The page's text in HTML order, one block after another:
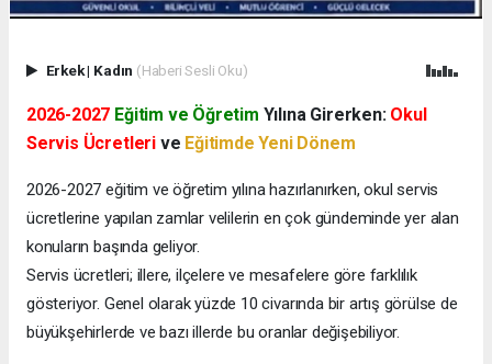
Erkek| Kadın (Haberi Sesli Oku)
2026-2027 Eğitim ve Öğretim Yılına Girerken: Okul
Servis Ücretleri ve Eğitimde Yeni Dönem
2026-2027 eğitim ve öğretim yılına hazırlanırken, okul servis
ücretlerine yapılan zamlar velilerin en çok gündeminde yer alan
konuların başında geliyor.
Servis ücretleri; illere, ilçelere ve mesafelere göre farklılık
gösteriyor. Genel olarak yüzde 10 civarında bir artış görülse de
büyükşehirlerde ve bazı illerde bu oranlar değişebiliyor.